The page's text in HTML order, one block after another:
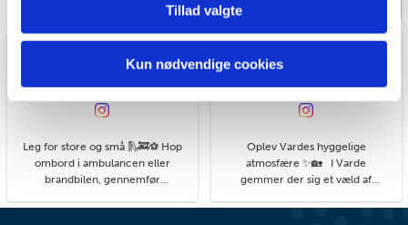
analysepartnere. Vores partnere kan kombinere disse
data med andre oplysninger, du har givet dem, eller som
de har indsamlet fra din brug af deres tjenester.
Tillad valgte
Kun nødvendige cookies
vardekommune
Leg for store og små 🛝🚒⚽ Hop
ombord i ambulancen eller
brandbilen, gennemfør
du kan. På legepladsen i
vardekommune
Oplev Vardes hyggelige
atmosfære ✨🏡 I Varde
gemmer der sig et væld af
detaljer, du kan få øje på, når du